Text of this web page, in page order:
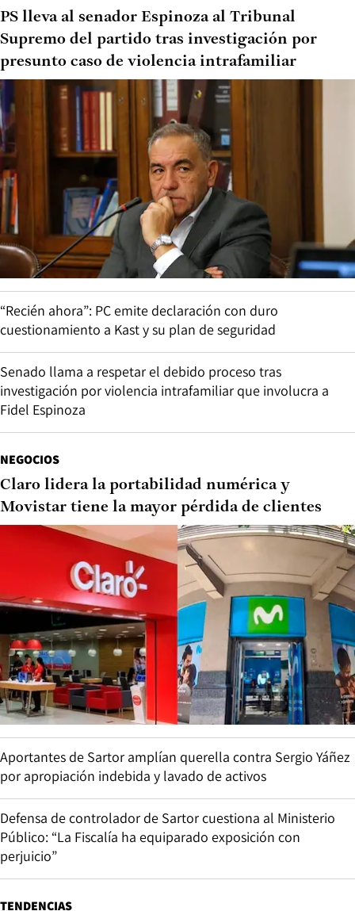
PS lleva al senador Espinoza al Tribunal
Supremo del partido tras investigación por
presunto caso de violencia intrafamiliar
“Recién ahora”: PC emite declaración con duro
cuestionamiento a Kast y su plan de seguridad
Senado llama a respetar el debido proceso tras
investigación por violencia intrafamiliar que involucra a
Fidel Espinoza
NEGOCIOS
Claro lidera la portabilidad numérica y
Movistar tiene la mayor pérdida de clientes
Aportantes de Sartor amplían querella contra Sergio Yáñez
por apropiación indebida y lavado de activos
Defensa de controlador de Sartor cuestiona al Ministerio
Público: “La Fiscalía ha equiparado exposición con
perjuicio”
TENDENCIAS